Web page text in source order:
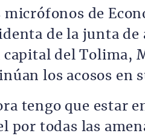
micrófonos de
de la junta
capital del Tolima,
los acosos en
tengo que estar
por todas las